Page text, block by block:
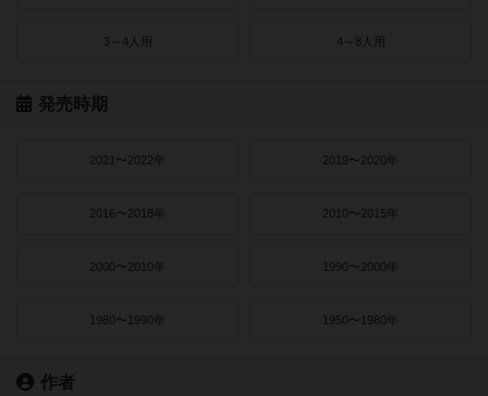
3～4人用 4～8人用
発売時期
2021〜2022年 2019〜2020年
2016〜2018年 2010〜2015年
2000〜2010年 1990〜2000年
1980〜1990年 1950〜1980年
作者